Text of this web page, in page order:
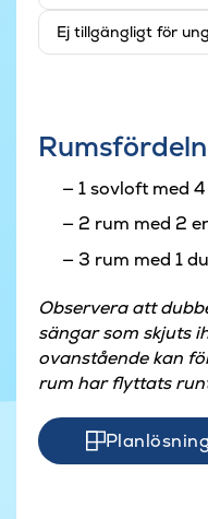
Ej tillgängligt för
1 sovloft med
2 rum med 2
3 rum med 1
Observera att
sängar som skjuts
ovanstående kan
rum har flyttats
Planlösning